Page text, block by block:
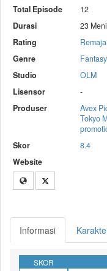
Total Episode
12
Durasi
23
Rating
Remaja
Genre
Fantasy
Studio
OLM
Lisensor
-
Produser
Avex
Tokyo
Skor
8.4
Website
Informasi
SKOR